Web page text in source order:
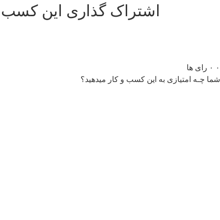
اشتراک گذاری این کسب
۰ ۰ رای ها
شما چـه امتیازی به این کسب و کار میدهید؟